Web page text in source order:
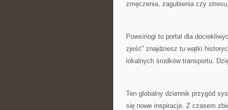
zmęczenia, zagubienia czy
Powsinogi to portal dla
zjeść” znajdziesz tu wątki
lokalnych środków transportu.
Ten globalny dziennik przygód
się nowe inspiracje. Z czasem